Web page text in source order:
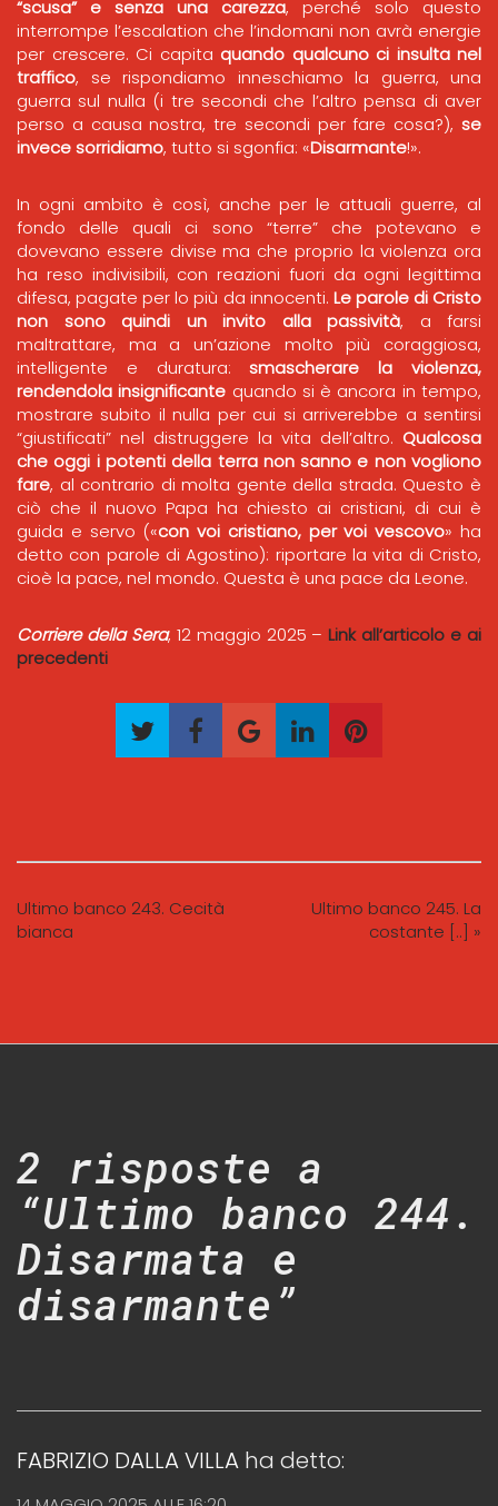
“scusa” e senza una carezza, perché solo questo
interrompe l’escalation che l’indomani non avrà energie
per crescere. Ci capita quando qualcuno ci insulta nel
traffico, se rispondiamo inneschiamo la guerra, una
guerra sul nulla (i tre secondi che l’altro pensa di aver
perso a causa nostra, tre secondi per fare cosa?), se
invece sorridiamo, tutto si sgonfia: «Disarmante!».
In ogni ambito è così, anche per le attuali guerre, al
fondo delle quali ci sono “terre” che potevano e
dovevano essere divise ma che proprio la violenza ora
ha reso indivisibili, con reazioni fuori da ogni legittima
difesa, pagate per lo più da innocenti. Le parole di Cristo
non sono quindi un invito alla passività, a farsi
maltrattare, ma a un’azione molto più coraggiosa,
intelligente e duratura:smascherare la violenza,
rendendola insignificante quando si è ancora in tempo,
mostrare subito il nulla per cui si arriverebbe a sentirsi
“giustificati” nel distruggere la vita dell’altro. Qualcosa
che oggi i potenti della terra non sanno e non vogliono
fare, al contrario di molta gente della strada. Questo è
ciò che il nuovo Papa ha chiesto ai cristiani, di cui è
guida e servo («con voi cristiano, per voi vescovo» ha
detto con parole di Agostino): riportare la vita di Cristo,
cioè la pace, nel mondo. Questa è una pace da Leone.
Corriere della Sera, 12 maggio 2025 – Link all’articolo e ai
precedenti
Ultimo banco 243. Cecità
bianca
Ultimo banco 245. La
costante [..] »
2 risposte a
“Ultimo banco 244.
Disarmata e
disarmante”
FABRIZIO DALLA VILLA ha detto: